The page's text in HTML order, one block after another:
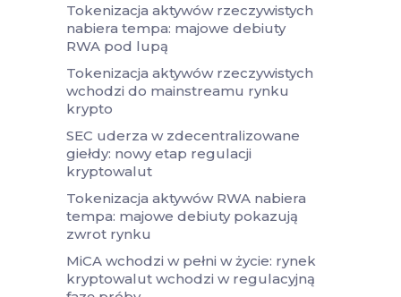
Tokenizacja aktywów rzeczywistych
nabiera tempa: majowe debiuty
RWA pod lupą
Tokenizacja aktywów rzeczywistych
wchodzi do mainstreamu rynku
krypto
SEC uderza w zdecentralizowane
giełdy: nowy etap regulacji
kryptowalut
Tokenizacja aktywów RWA nabiera
tempa: majowe debiuty pokazują
zwrot rynku
MiCA wchodzi w pełni w życie: rynek
kryptowalut wchodzi w regulacyjną